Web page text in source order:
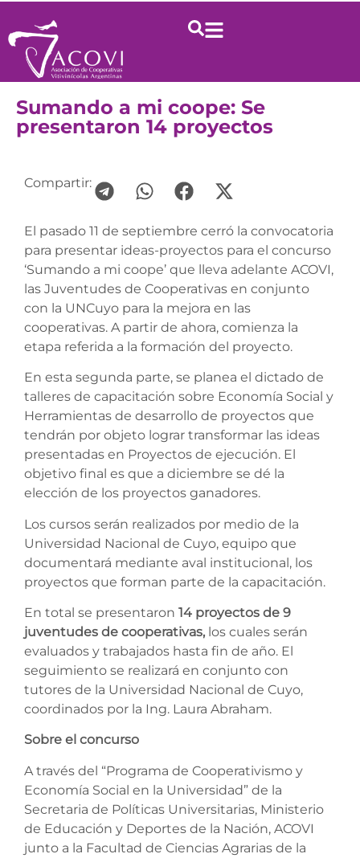
Sumando a mi coope: Se
presentaron 14 proyectos
Compartir:
El pasado 11 de septiembre cerró la convocatoria
para presentar ideas-proyectos para el concurso
‘Sumando a mi coope’ que lleva adelante ACOVI,
las Juventudes de Cooperativas en conjunto
con la UNCuyo para la mejora en las
cooperativas. A partir de ahora, comienza la
etapa referida a la formación del proyecto.
En esta segunda parte, se planea el dictado de
talleres de capacitación sobre Economía Social y
Herramientas de desarrollo de proyectos que
tendrán por objeto lograr transformar las ideas
presentadas en Proyectos de ejecución. El
objetivo final es que a diciembre se dé la
elección de los proyectos ganadores.
Los cursos serán realizados por medio de la
Universidad Nacional de Cuyo, equipo que
documentará mediante aval institucional, los
proyectos que forman parte de la capacitación.
En total se presentaron 14 proyectos de 9
juventudes de cooperativas, los cuales serán
evaluados y trabajados hasta fin de año. El
seguimiento se realizará en conjunto con
tutores de la Universidad Nacional de Cuyo,
coordinados por la Ing. Laura Abraham.
Sobre el concurso
A través del “Programa de Cooperativismo y
Economía Social en la Universidad” de la
Secretaria de Políticas Universitarias, Ministerio
de Educación y Deportes de la Nación, ACOVI
junto a la Facultad de Ciencias Agrarias de la